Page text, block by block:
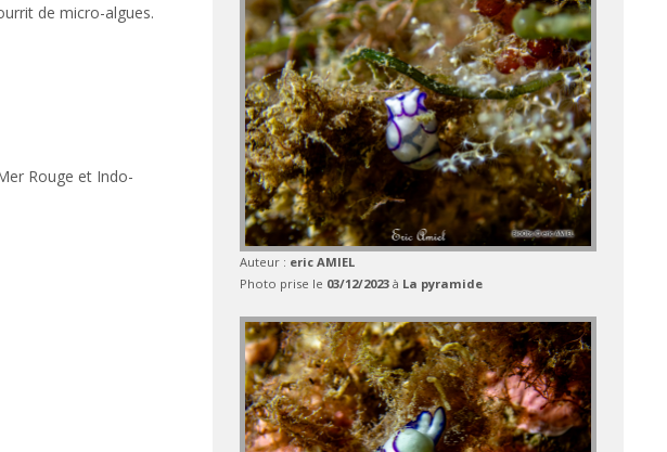
de micro-algues.
Rouge et Indo-
Auteur : eric AMIEL
Photo prise le 03/12/2023à La pyramide